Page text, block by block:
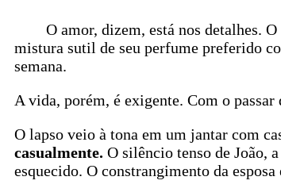
O amor, dizem, está nos detalhes. O
mistura sutil de seu perfume preferido
semana.
A vida, porém, é exigente. Com o
O lapso veio à tona em um jantar com
casualmente. O silêncio tenso de João,
esquecido. O constrangimento da esposa